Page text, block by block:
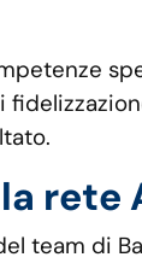
rete
team di